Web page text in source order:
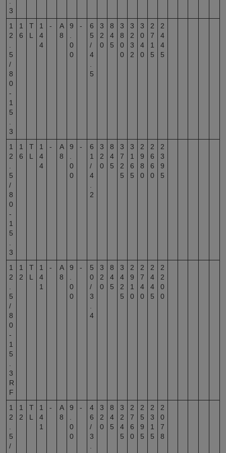
3
1
2
5
/
8
0
-
1
5
3
1
6
T
L
1
4
4
-
A
8
9
0
0
-
6
5
/
4
5
3
2
0
8
4
5
3
8
0
0
3
2
3
2
3
0
4
0
2
7
1
5
2
4
4
5
1
2
5
/
8
0
-
1
5
3
1
6
T
L
1
4
4
-
A
8
9
0
0
-
6
1
/
4
2
3
2
0
8
4
5
3
7
2
5
3
1
6
5
2
9
8
0
2
6
6
0
2
3
9
5
1
2
5
/
8
0
-
1
5
3
R
F
1
2
T
L
1
4
1
-
A
8
9
0
0
-
5
0
/
3
4
3
2
0
8
4
5
3
4
2
5
2
9
1
0
2
7
4
0
2
4
4
5
2
2
0
0
1
2
5
/
1
2
T
L
1
4
1
-
A
8
9
0
0
-
4
6
/
3
3
2
0
8
4
5
3
2
4
5
2
7
6
0
2
5
9
5
2
3
1
5
2
0
7
8